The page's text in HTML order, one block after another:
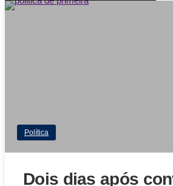
Política
Dois dias após